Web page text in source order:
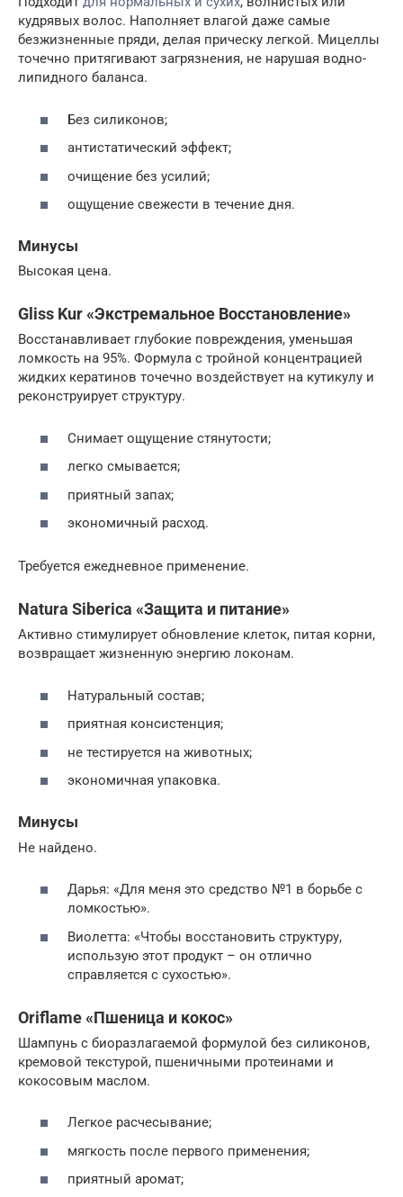
кудрявых волос. Наполняет влагой даже самые
безжизненные пряди, делая прическу легкой. Мицеллы
точечно притягивают загрязнения, не нарушая водно-
липидного баланса.
Без силиконов;
антистатический эффект;
очищение без усилий;
ощущение свежести в течение дня.
Минусы
Высокая цена.
Gliss Kur «Экстремальное Восстановление»
Восстанавливает глубокие повреждения, уменьшая
ломкость на 95%. Формула с тройной концентрацией
жидких кератинов точечно воздействует на кутикулу и
реконструирует структуру.
Снимает ощущение стянутости;
легко смывается;
приятный запах;
экономичный расход.
Требуется ежедневное применение.
Natura Siberica «Защита и питание»
Активно стимулирует обновление клеток, питая корни,
возвращает жизненную энергию локонам.
Натуральный состав;
приятная консистенция;
не тестируется на животных;
экономичная упаковка.
Минусы
Не найдено.
Дарья: «Для меня это средство №1 в борьбе с
ломкостью».
Виолетта: «Чтобы восстановить структуру,
использую этот продукт – он отлично
справляется с сухостью».
Oriflame «Пшеница и кокос»
Шампунь с биоразлагаемой формулой без силиконов,
кремовой текстурой, пшеничными протеинами и
кокосовым маслом.
Легкое расчесывание;
мягкость после первого применения;
приятный аромат;